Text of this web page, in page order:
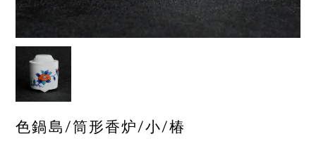
色鍋島/筒形香炉/小/椿